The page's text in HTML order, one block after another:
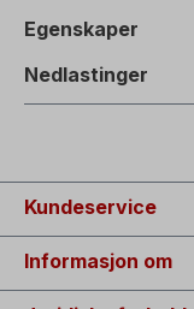
Egenskaper
Nedlastinger
Kundeservice
Informasjon om